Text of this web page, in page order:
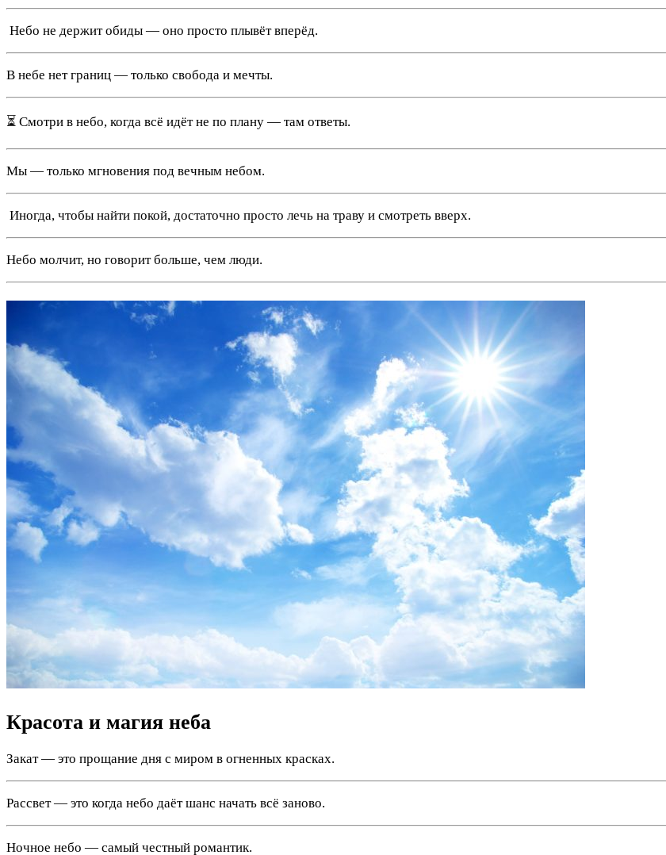
️ Небо не держит обиды — оно просто плывёт вперёд.
В небе нет границ — только свобода и мечты.
⏳ Смотри в небо, когда всё идёт не по плану — там ответы.
Мы — только мгновения под вечным небом.
️ Иногда, чтобы найти покой, достаточно просто лечь на траву и смотреть вверх.
Небо молчит, но говорит больше, чем люди.
Красота и магия неба
Закат — это прощание дня с миром в огненных красках.
Рассвет — это когда небо даёт шанс начать всё заново.
Ночное небо — самый честный романтик.